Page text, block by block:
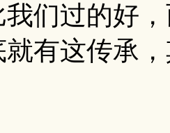
们过的好
就有这传承